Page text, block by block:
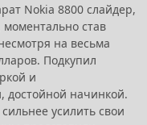
Nokia 8800 слайдер,
став
на весьма
Подкупил
и
достойной начинкой.
усилить свои